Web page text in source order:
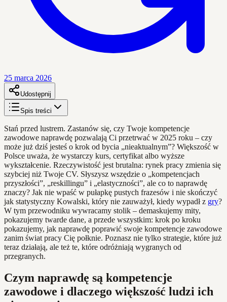
25 marca 2026
Udostępnij
Spis treści
Stań przed lustrem. Zastanów się, czy Twoje kompetencje
zawodowe naprawdę pozwalają Ci przetrwać w 2025 roku – czy
może już dziś jesteś o krok od bycia „nieaktualnym”? Większość w
Polsce uważa, że wystarczy kurs, certyfikat albo wyższe
wykształcenie. Rzeczywistość jest brutalna: rynek pracy zmienia się
szybciej niż Twoje CV. Słyszysz wszędzie o „kompetencjach
przyszłości”, „reskillingu” i „elastyczności”, ale co to naprawdę
znaczy? Jak nie wpaść w pułapkę pustych frazesów i nie skończyć
jak statystyczny Kowalski, który nie zauważył, kiedy wypadł z gry?
W tym przewodniku wywracamy stolik – demaskujemy mity,
pokazujemy twarde dane, a przede wszystkim: krok po kroku
pokazujemy, jak naprawdę poprawić swoje kompetencje zawodowe
zanim świat pracy Cię połknie. Poznasz nie tylko strategie, które już
teraz działają, ale też te, które odróżniają wygranych od
przegranych.
Czym naprawdę są kompetencje
zawodowe i dlaczego większość ludzi ich